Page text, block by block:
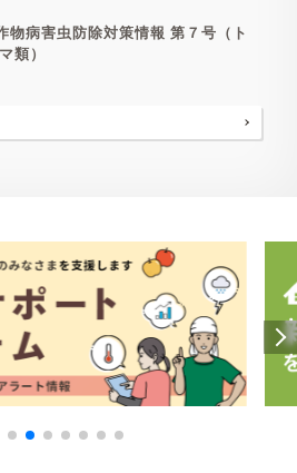
物病害虫防除対策情報 第７号（ト
類）